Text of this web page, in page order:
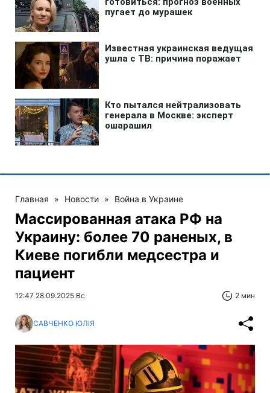
Главная » Новости » Война в Украине
Массированная атака РФ на
Украину: более 70 раненых, в
Киеве погибли медсестра и
пациент
12:47 28.09.2025 Вс 2 мин
САВЧЕНКО ЮЛІЯ